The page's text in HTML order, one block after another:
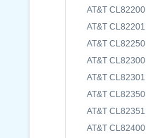
AT&T CL82200
AT&T CL82201
AT&T CL82250
AT&T CL82300
AT&T CL82301
AT&T CL82350
AT&T CL82351
AT&T CL82400